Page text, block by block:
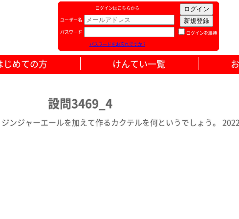
ログインはこちらから
ログインを維持
ユーザー名
パスワード
パスワードをお忘れですか ?
じめての方 けんてい一覧
設問3469_4
ンジャーエールを加えて作るカクテルを何というでしょう。